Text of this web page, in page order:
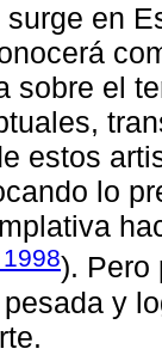
en
sobre el
estos
lo
). Pero
y